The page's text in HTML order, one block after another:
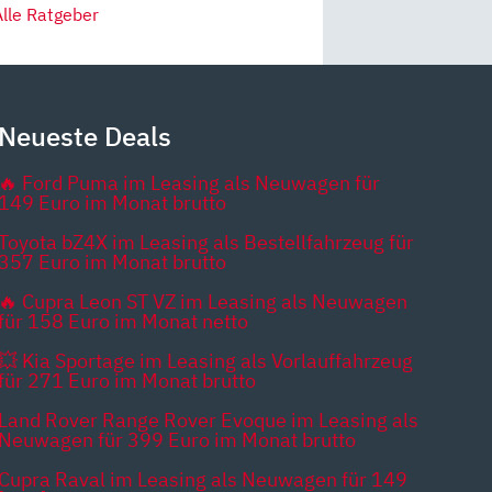
Ratgeber
Deals
Ford Puma im Leasing als Neuwagen für
Euro im Monat brutto
bZ4X im Leasing als Bestellfahrzeug für
Euro im Monat brutto
Cupra Leon ST VZ im Leasing als Neuwagen
158 Euro im Monat netto
Kia Sportage im Leasing als Vorlauffahrzeug
271 Euro im Monat brutto
Rover Range Rover Evoque im Leasing als
für 399 Euro im Monat brutto
Raval im Leasing als Neuwagen für 149